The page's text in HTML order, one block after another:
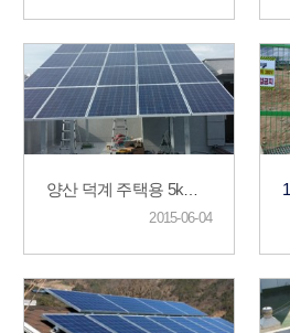
2015-06-04